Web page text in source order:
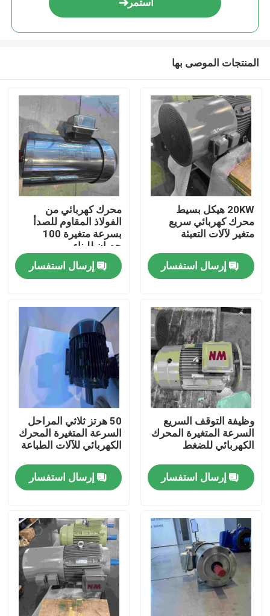
بيت
أشرطة فيديو
معلومات عنا
جولة في المعمل
اطلب اقتباس
محرك كهربائي عالي الكفاءة
محركات كهربائية أحادية الطور
استمر
المنتجات الموصى بها
20KW هيكل بسيط
محرك كهربائي سريع
متغير لآلات التعبئة
إرسال استفسار
محرك كهربائي من
الفولاذ المقاوم للصدأ
بسرعة متغيرة 100
حصان للبناء
إرسال استفسار
وظيفة التوقف السريع
السرعة المتغيرة المحرك
الكهربائي للضغط
إرسال استفسار
50 هرتز ثلاثي المراحل
السرعة المتغيرة المحرك
الكهربائي للآلات الطباعة
إرسال استفسار